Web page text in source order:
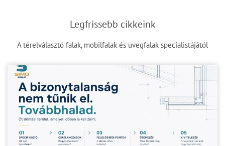
Legfrissebb cikkeink
A térelválasztó falak, mobilfalak és üvegfalak specialistájától